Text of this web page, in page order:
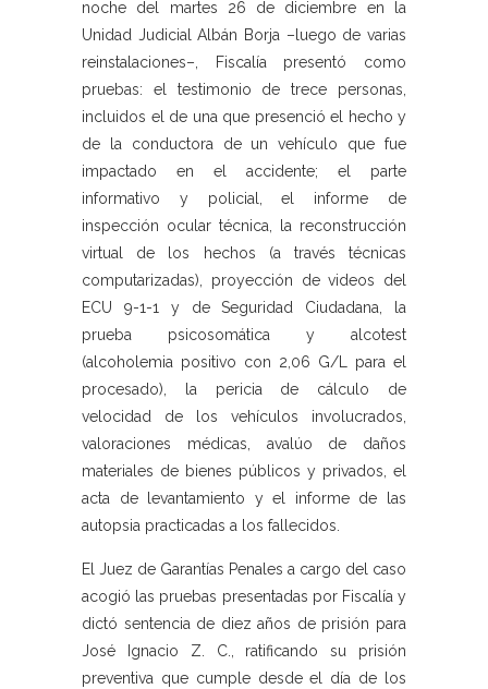
noche del martes 26 de diciembre en la
Unidad Judicial Albán Borja –luego de varias
reinstalaciones–, Fiscalía presentó como
pruebas: el testimonio de trece personas,
incluidos el de una que presenció el hecho y
de la conductora de un vehículo que fue
impactado en el accidente; el parte
informativo y policial, el informe de
inspección ocular técnica, la reconstrucción
virtual de los hechos (a través técnicas
computarizadas), proyección de videos del
ECU 9-1-1 y de Seguridad Ciudadana, la
prueba psicosomática y alcotest
(alcoholemia positivo con 2,06 G/L para el
procesado), la pericia de cálculo de
velocidad de los vehículos involucrados,
valoraciones médicas, avalúo de daños
materiales de bienes públicos y privados, el
acta de levantamiento y el informe de las
autopsia practicadas a los fallecidos.
El Juez de Garantías Penales a cargo del caso
acogió las pruebas presentadas por Fiscalía y
dictó sentencia de diez años de prisión para
José Ignacio Z. C., ratificando su prisión
preventiva que cumple desde el día de los